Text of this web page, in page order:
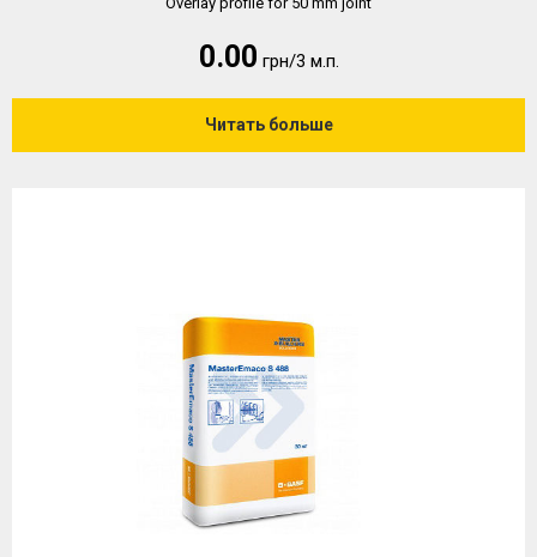
0.00 грн/3 м.п.
Читать больше